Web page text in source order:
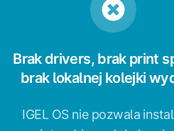
Brak drivers, brak print
brak lokalnej kolejki
IGEL OS nie pozwala